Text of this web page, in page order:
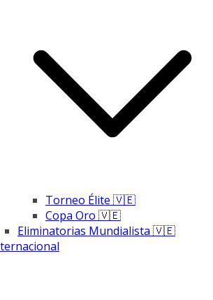
Torneo Élite 🇻🇪
Copa Oro 🇻🇪
Eliminatorias Mundialista 🇻🇪